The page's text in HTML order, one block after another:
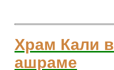
Храм Кали
ашраме